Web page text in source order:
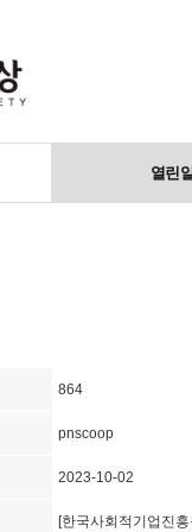
열린
864
pnscoop
2023-10-02
[한국사회적기업진